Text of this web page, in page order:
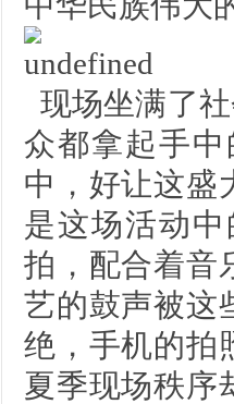
现场坐满了
众都拿起手
中，好让这盛
是这场活动
拍，配合着音
艺的鼓声被这
绝，手机的拍
夏季现场秩序